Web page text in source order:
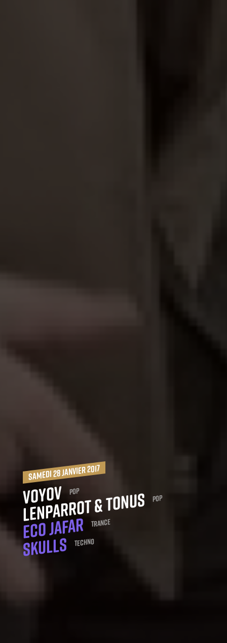
samedi 28 janvier 2017
Voyov Pop
Lenparrot & Tonus Pop
Eco Jafar Trance
Skulls Techno